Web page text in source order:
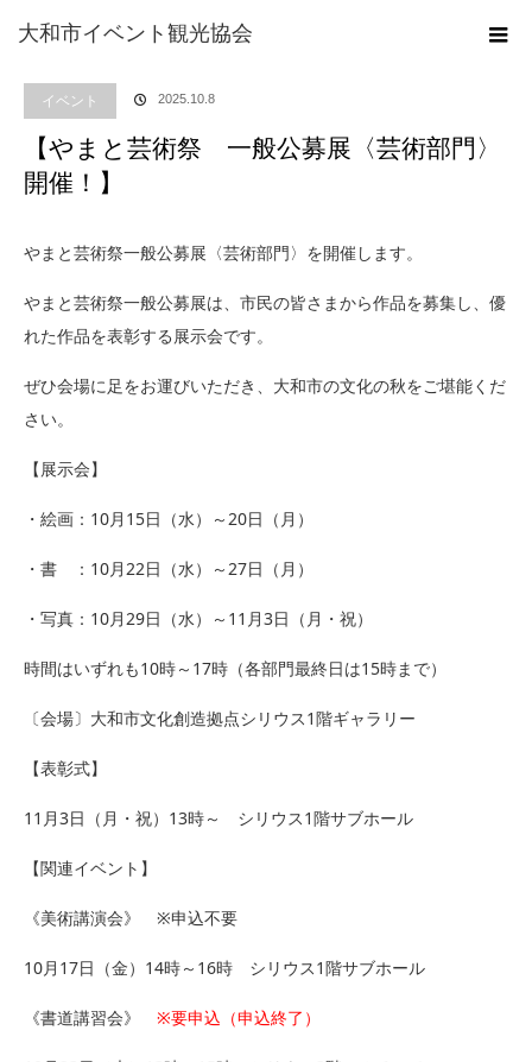
大和市イベント観光協会
ブログ
イベント 【やまと芸術祭 一般公募展〈芸術部門〉開
イベント 2025.10.8
【やまと芸術祭 一般公募展〈芸術部門〉
開催！】
やまと芸術祭一般公募展〈芸術部門〉を開催します。
やまと芸術祭一般公募展は、市民の皆さまから作品を募集し、優
れた作品を表彰する展示会です。
ぜひ会場に足をお運びいただき、大和市の文化の秋をご堪能くだ
さい。
【展示会】
・絵画：10月15日（水）～20日（月）
・書 ：10月22日（水）～27日（月）
・写真：10月29日（水）～11月3日（月・祝）
時間はいずれも10時～17時（各部門最終日は15時まで）
〔会場〕大和市文化創造拠点シリウス1階ギャラリー
【表彰式】
11月3日（月・祝）13時～ シリウス1階サブホール
【関連イベント】
《美術講演会》 ※申込不要
10月17日（金）14時～16時 シリウス1階サブホール
《書道講習会》 ※要申込（申込終了）